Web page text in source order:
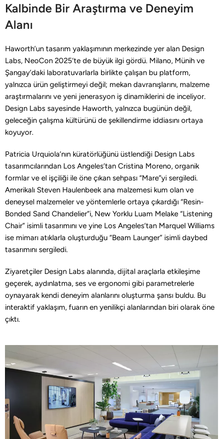
Kalbinde Bir Araştırma ve Deneyim
Alanı
Haworth’un tasarım yaklaşımının merkezinde yer alan Design
Labs, NeoCon 2025’te de büyük ilgi gördü. Milano, Münih ve
Şangay’daki laboratuvarlarla birlikte çalışan bu platform,
yalnızca ürün geliştirmeyi değil; mekan davranışlarını, malzeme
araştırmalarını ve yeni jenerasyon iş dinamiklerini de inceliyor.
Design Labs sayesinde Haworth, yalnızca bugünün değil,
geleceğin çalışma kültürünü de şekillendirme iddiasını ortaya
koyuyor.
Patricia Urquiola’nın küratörlüğünü üstlendiği Design Labs
tasarımcılarından Los Angeles’tan Cristina Moreno, organik
formlar ve el işçiliği ile öne çıkan sehpası “Mare”yi sergiledi.
Amerikalı Steven Haulenbeek ana malzemesi kum olan ve
deneysel malzemeler ve yöntemlerle ortaya çıkardığı “Resin-
Bonded Sand Chandelier”i, New Yorklu Luam Melake “Listening
Chair” isimli tasarımını ve yine Los Angeles’tan Marquel Williams
ise mimarı atıklarla oluşturduğu “Beam Launger” isimli daybed
tasarımını sergiledi.
Ziyaretçiler Design Labs alanında, dijital araçlarla etkileşime
geçerek, aydınlatma, ses ve ergonomi gibi parametrelerle
oynayarak kendi deneyim alanlarını oluşturma şansı buldu. Bu
interaktif yaklaşım, fuarın en yenilikçi alanlarından biri olarak öne
çıktı.